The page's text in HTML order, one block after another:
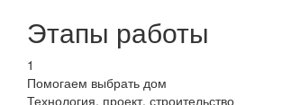
Этапы работы
1
Помогаем выбрать дом
Технология, проект, строительство